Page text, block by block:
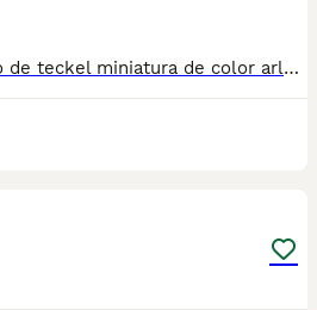
Disponible este machito de teckel miniatura de color arlequín rojo, el motivo de su precio es porque su mandíbula de abajo es un poquito más corta de lo normal, eso no le impide para nada hacer su vida con normalidad, puede comer perfectamente, ladrar, etc, si quieres saber más sobre el contacta con nosotros